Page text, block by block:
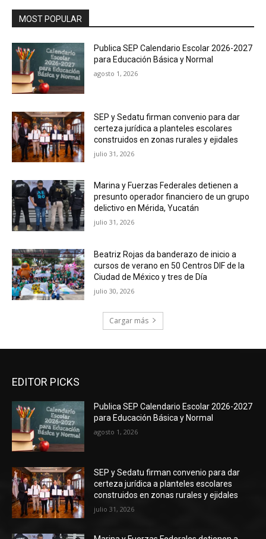
MOST POPULAR
Publica SEP Calendario Escolar 2026-2027
para Educación Básica y Normal
agosto 1, 2026
SEP y Sedatu firman convenio para dar
certeza jurídica a planteles escolares
construidos en zonas rurales y ejidales
julio 31, 2026
Marina y Fuerzas Federales detienen a
presunto operador financiero de un grupo
delictivo en Mérida, Yucatán
julio 31, 2026
Beatriz Rojas da banderazo de inicio a
cursos de verano en 50 Centros DIF de la
Ciudad de México y tres de Día
julio 30, 2026
Cargar más
EDITOR PICKS
Publica SEP Calendario Escolar 2026-2027
para Educación Básica y Normal
agosto 1, 2026
SEP y Sedatu firman convenio para dar
certeza jurídica a planteles escolares
construidos en zonas rurales y ejidales
julio 31, 2026